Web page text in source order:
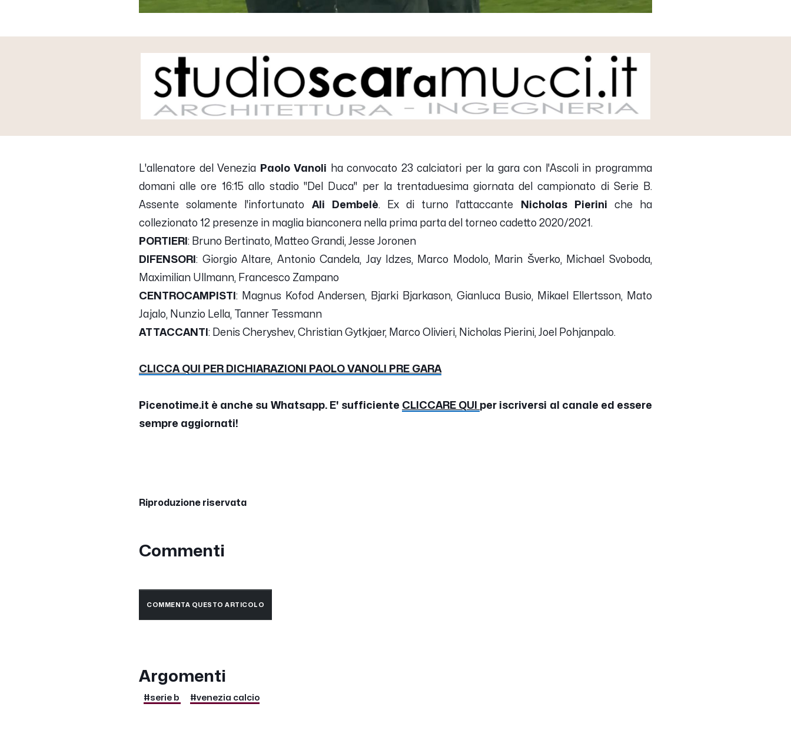
L'allenatore del Venezia Paolo Vanoli ha convocato 23 calciatori per la gara con l'Ascoli in programma
domani alle ore 16:15 allo stadio "Del Duca" per la trentaduesima giornata del campionato di Serie B.
Assente solamente l'infortunato Ali Dembelè. Ex di turno l'attaccante Nicholas Pierini che ha
collezionato 12 presenze in maglia bianconera nella prima parta del torneo cadetto 2020/2021.
PORTIERI : Bruno Bertinato, Matteo Grandi, Jesse Joronen
DIFENSORI : Giorgio Altare, Antonio Candela, Jay Idzes, Marco Modolo, Marin Šverko, Michael Svoboda,
Maximilian Ullmann, Francesco Zampano
CENTROCAMPISTI : Magnus Kofod Andersen, Bjarki Bjarkason, Gianluca Busio, Mikael Ellertsson, Mato
Jajalo, Nunzio Lella, Tanner Tessmann
ATTACCANTI : Denis Cheryshev, Christian Gytkjaer, Marco Olivieri, Nicholas Pierini, Joel Pohjanpalo.
CLICCA QUI PER DICHIARAZIONI PAOLO VANOLI PRE GARA
Picenotime.it è anche su Whatsapp. E' sufficiente CLICCARE QUI per iscriversi al canale ed essere
sempre aggiornati!
Riproduzione riservata
Commenti
COMMENTA QUESTO ARTICOLO
Argomenti
#serie b #venezia calcio